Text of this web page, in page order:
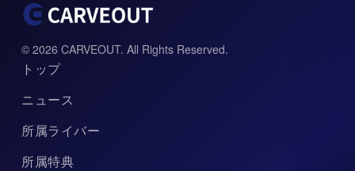
© 2026 CARVEOUT. All Rights Reserved.
トップ
ニュース
所属ライバー
所属特典